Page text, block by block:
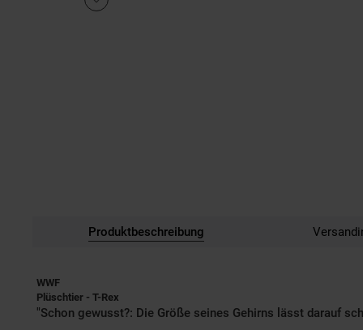
Produktbeschreibung
WWF
Plüschtier - T-Rex
"Schon gewusst?: Die Größe seines Gehirns lässt darauf